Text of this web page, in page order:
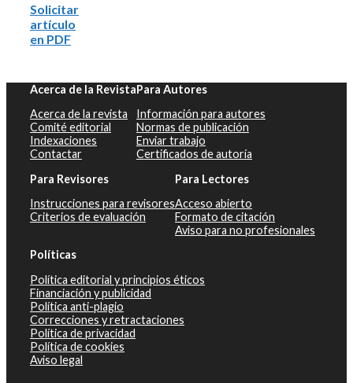
Solicitar
artículo
en PDF
Acerca de la Revista
Acerca de la revista
Comité editorial
Indexaciones
Contactar
Para Autores
Información para autores
Normas de publicación
Enviar trabajo
Certificados de autoría
Para Revisores
Instrucciones para revisores
Criterios de evaluación
Para Lectores
Acceso abierto
Formato de citación
Aviso para no profesionales
Políticas
Política editorial y principios éticos
Financiación y publicidad
Política anti-plagio
Correcciones y retractaciones
Política de privacidad
Política de cookies
Aviso legal